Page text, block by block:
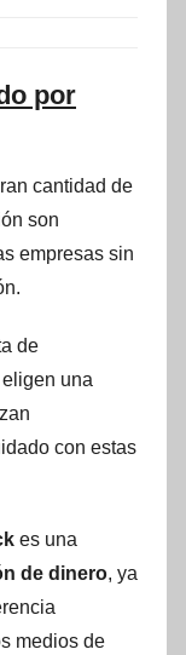
por
cantidad de
son
empresas sin
de
una
con estas
es una
de dinero, ya
medios de